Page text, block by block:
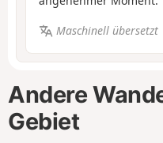
Maschinell übersetzt
Andere
Gebiet